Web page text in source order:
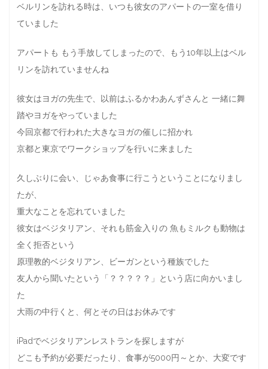
ベルリンを訪れる時は、いつも彼女のアパートの一室を借り
ていました
アパートも もう手放してしまったので、もう10年以上はベル
リンを訪れていませんね
彼女はヨガの先生で、以前はふるかわあんずさんと 一緒に舞
踏やヨガをやっていました
今回京都で行われた大きなヨガの催しに招かれ
京都と東京でワークショップを行いに来ました
久しぶりに会い、じゃあ食事に行こうということになりまし
たが、
重大なことを忘れていました
彼女はベジタリアン、それも筋金入りの 魚もミルクも動物は
全く拒否という
原理教的ベジタリアン、ビーガンという種族でした
友人から聞いたという「？？？？？」という店に向かいまし
た
大雨の中行くと、何とその日はお休みです
iPadでベジタリアンレストランを探しますが
どこも予約が必要だったり、食事が5000円～とか、大変です